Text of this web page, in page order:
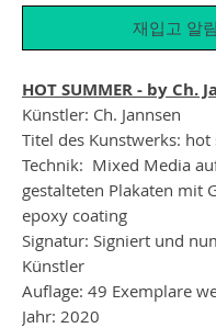
재입고 알림
HOT SUMMER - by Ch.
Künstler: Ch. Jannsen
Titel des Kunstwerks:
Technik: Mixed Media
gestalteten Plakaten mit
epoxy coating
Signatur: Signiert und
Künstler
Auflage: 49 Exemplare
Jahr: 2020